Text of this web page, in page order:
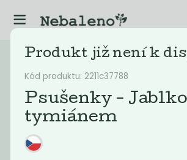
Katalog Potraviny
Filtrovat produkty
Doporučené
Kód produktu: 2211c37788
Psušenky -
tymiánem
Produkt již není k